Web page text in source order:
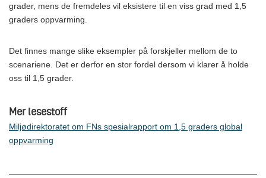
grader, mens de fremdeles vil eksistere til en viss grad med 1,5
graders oppvarming.
Det finnes mange slike eksempler på forskjeller mellom de to
scenariene. Det er derfor en stor fordel dersom vi klarer å holde
oss til 1,5 grader.
Mer lesestoff
Miljødirektoratet om FNs spesialrapport om 1,5 graders global
oppvarming